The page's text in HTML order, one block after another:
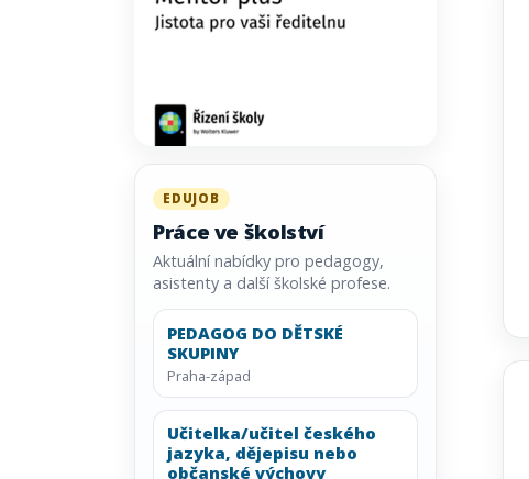
EDUJOB
Práce ve školství
Aktuální nabídky pro pedagogy,
asistenty a další školské profese.
PEDAGOG DO DĚTSKÉ
SKUPINY
Praha-západ
Učitelka/učitel českého
jazyka, dějepisu nebo
občanské výchovy